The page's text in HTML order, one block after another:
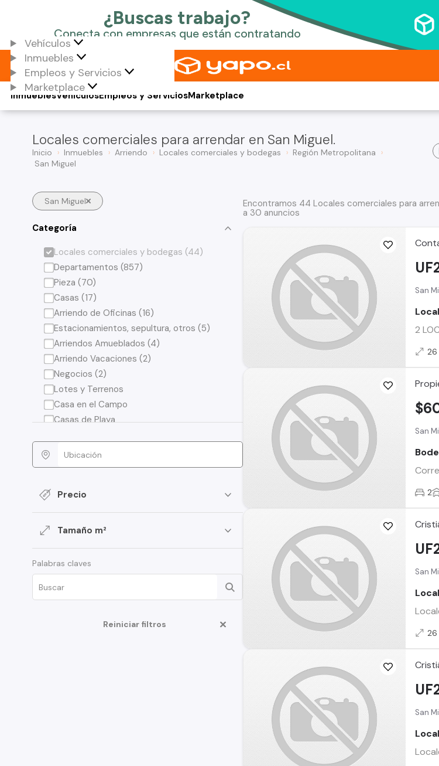
Vehículos
Inmuebles
Empleos y Servicios
Marketplace
Vehículos
Inmuebles Empleos y ServiciosMarketplace
Locales comerciales para arrendar en San Miguel.
Inicio Inmuebles Arriendo Locales comerciales y bodegas
Región Metropolitana
San Miguel
San Miguel
Categoría
Locales comerciales y bodegas (44)
Departamentos (857)
Pieza (70)
Casas (17)
Arriendo de Oficinas (16)
Estacionamientos, sepultura, otros (5)
Arriendos Amueblados (4)
Arriendo Vacaciones (2)
Negocios (2)
Lotes y Terrenos
Casa en el Campo
Casas de Playa
Precio
Tamaño m²
Palabras claves
Reiniciar filtros
Encontramos 44 Locales comerciales para
a 30 anuncios
San
2
San
2
San
San